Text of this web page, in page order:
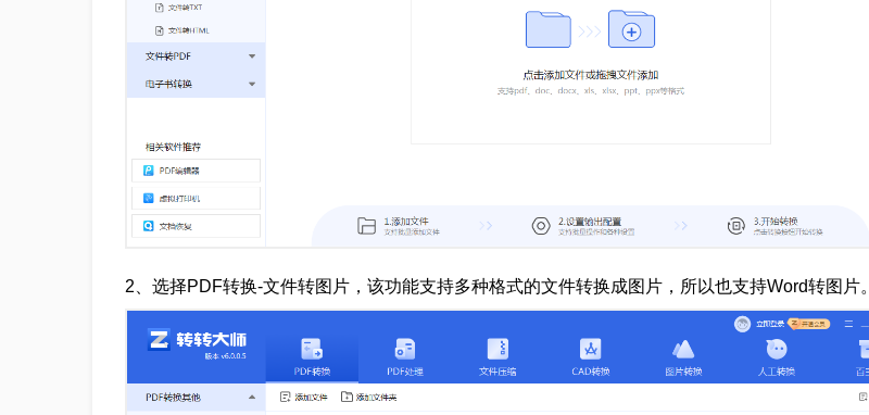
2、选择PDF转换-文件转图片，该功能支持多种格式的文件转换成图片，所以也支持Word转图片。